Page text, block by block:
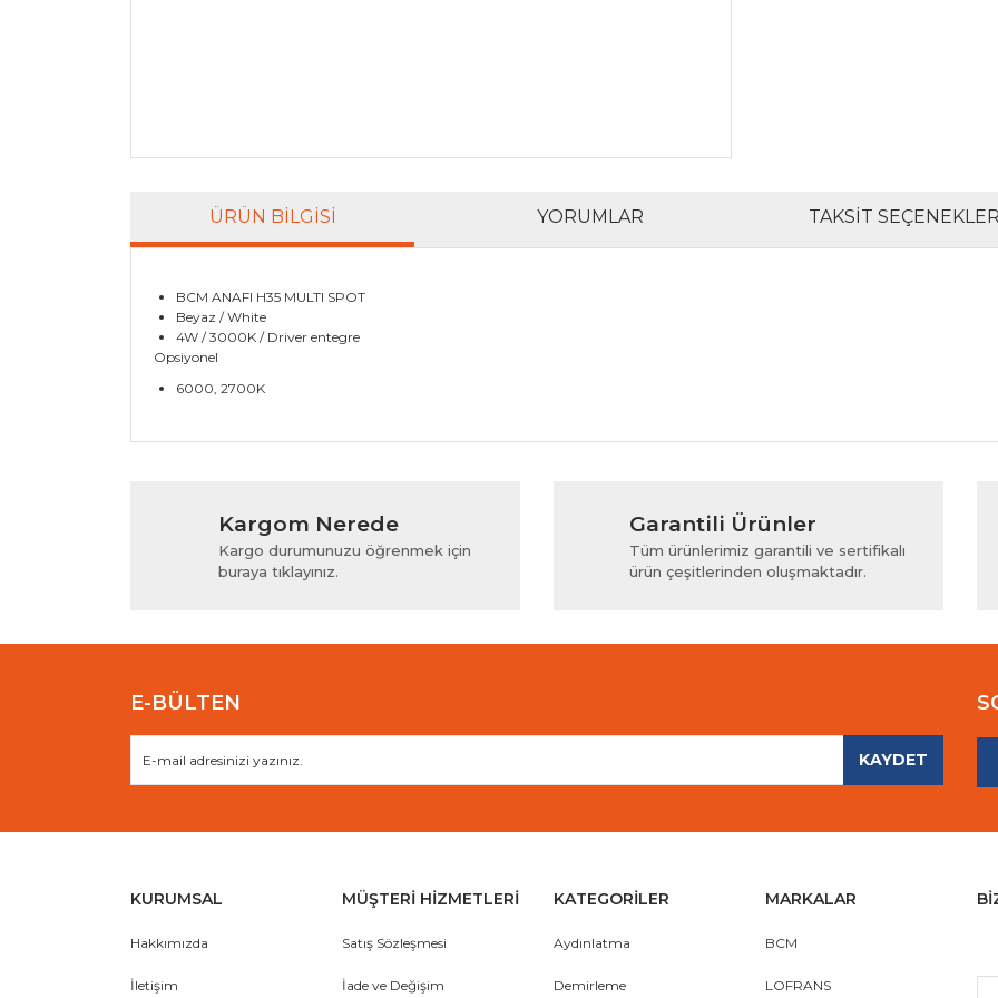
ÜRÜN BILGISI YORUMLAR TAKSIT
BCM ANAFI H35 MULTI SPOT
Beyaz / White
4W / 3000K / Driver entegre
Opsiyonel
6000, 2700K
Yorum Yaz
Bu ürünün fiyat bilgisi, resim, ürün açıklamalarında ve diğer konularda yetersiz gördüğünüz noktaları öneri formunu
Ürün resmi kalitesiz, bozuk veya görüntülenemiyor.
Ürün açıklamasında eksik bilgiler bulunuyor.
Ürün bilgilerinde hatalar bulunuyor.
Bu ürüne benzer farklı alternatifler olmalı.
Kargom Nerede
Kargo durumunuzu öğrenmek için
buraya tıklayınız.
Garantili Ürünler
Tüm ürünlerimiz garantili ve sertifikalı
ürün çeşitlerinden oluşmaktadır.
E-BÜLTEN
KAYDET
KURUMSAL
Hakkımızda
İletişim
MÜŞTERİ HİZMETLERİ
Satış Sözleşmesi
İade ve Değişim
KATEGORİLER
Aydınlatma
Demirleme
MARKALAR
BCM
LOFRANS